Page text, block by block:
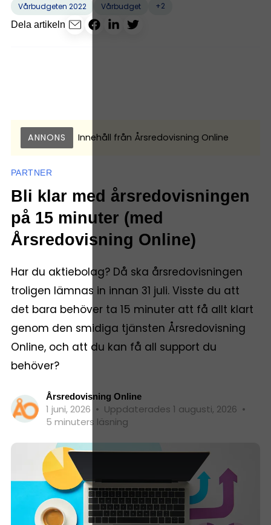
Vårbudgeten 2022 Vårbudget
+2
Dela artikeln
ANNONS Innehåll från Årsredovisning Online
PARTNER
Bli klar med årsredovisningen
på 15 minuter (med
Årsredovisning Online)
Har du aktiebolag? Då ska årsredovisningen
troligen lämnas in innan 31 juli. Visste du att
det bara behöver ta 15 minuter att få allt klart
genom den smidiga tjänsten Årsredovisning
Online, och att du kan få all support du
behöver?
Årsredovisning Online
1 juni, 2026 • Uppdaterades 1 augusti, 2026 •
5 minuters läsning